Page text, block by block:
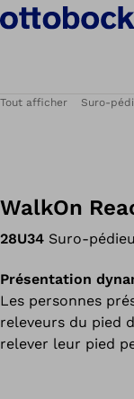
Tout afficher Suro-
WalkOn
28U34 Suro-
Présentation
Les personnes
releveurs du pied
relever leur pied